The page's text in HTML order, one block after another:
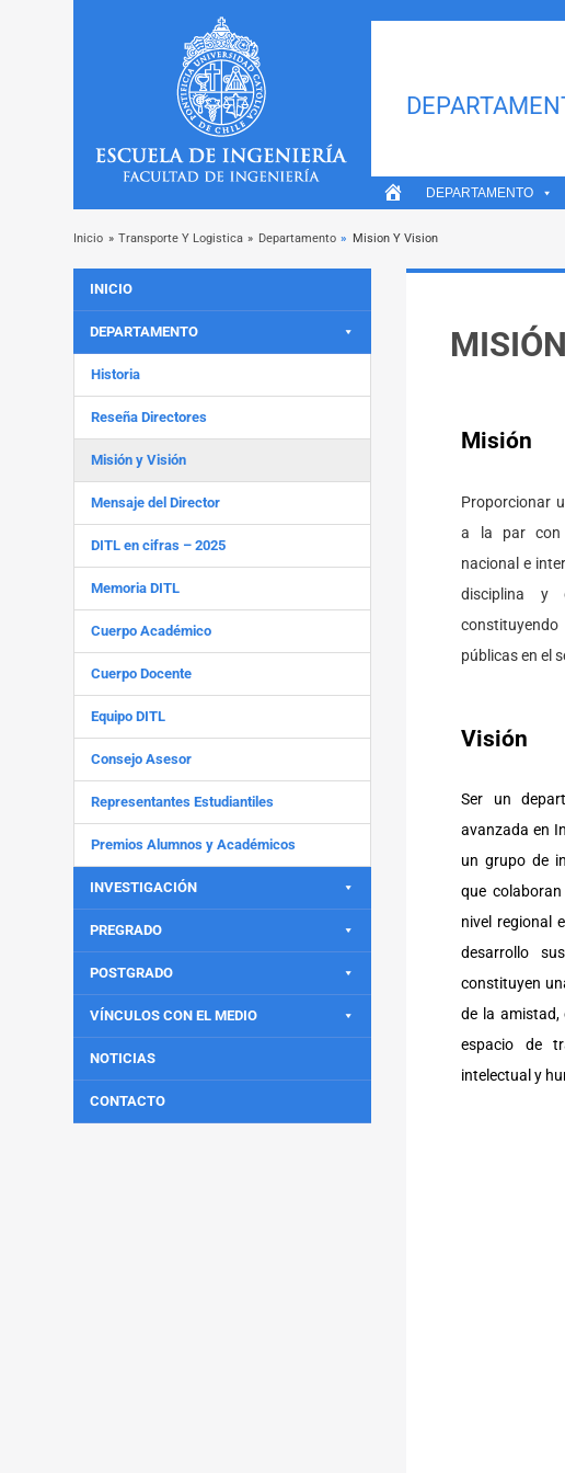
DEPARTAMENTO
Inicio » Transporte Y Logistica » Departamento » Mision Y Vision
INICIO
DEPARTAMENTO
Historia
Reseña Directores
Misión y Visión
Mensaje del Director
DITL en cifras – 2025
Memoria DITL
Cuerpo Académico
Cuerpo Docente
Equipo DITL
Consejo Asesor
Representantes Estudiantiles
Premios Alumnos y Académicos
INVESTIGACIÓN
PREGRADO
POSTGRADO
VÍNCULOS CON EL MEDIO
NOTICIAS
CONTACTO
Misión
Proporcionar
a la par con
nacional e
disciplina y
públicas en el
Visión
Ser un
avanzada en
un grupo de
que
nivel regional
desarrollo
constituyen
de la amistad,
espacio de
intelectual y